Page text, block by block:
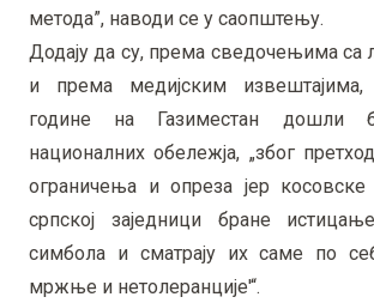
метода”, наводи се у саопштењу.
Додају да су, према сведочењима са
и према медијским
године на Газиместан дошли
националних обележја, „због
ограничења и опреза јер косовске
српској заједници бране
симбола и сматрају их саме по
мржње и нетолеранције'“.